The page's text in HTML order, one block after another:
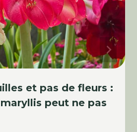
et pas de fleurs :
peut ne pas